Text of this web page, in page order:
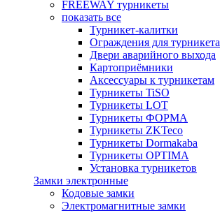
FREEWAY турникеты
показать все
Турникет-калитки
Ограждения для турникета
Двери аварийного выхода
Картоприёмники
Аксессуары к турникетам
Турникеты TiSO
Турникеты LOT
Турникеты ФОРМА
Турникеты ZKTeco
Турникеты Dormakaba
Турникеты OPTIMA
Установка турникетов
Замки электронные
Кодовые замки
Электромагнитные замки